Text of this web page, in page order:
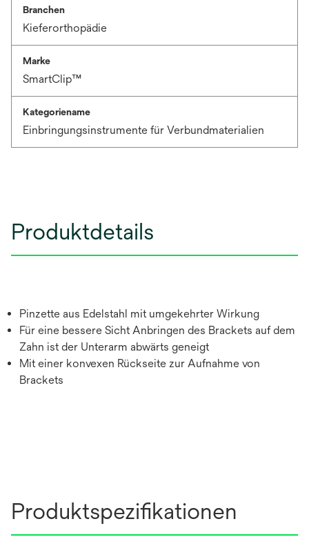
Branchen
Kieferorthopädie
Marke
SmartClip™
Kategoriename
Einbringungsinstrumente für Verbundmaterialien
Produktdetails
Pinzette aus Edelstahl mit umgekehrter Wirkung
Für eine bessere Sicht Anbringen des Brackets auf dem
Zahn ist der Unterarm abwärts geneigt
Mit einer konvexen Rückseite zur Aufnahme von
Brackets
Produktspezifikationen